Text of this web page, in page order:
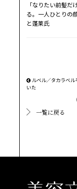
「なりたい前髪
る。一人ひとりの
と蓬莱氏
ルベル／タカラベ
いた
一覧に戻る